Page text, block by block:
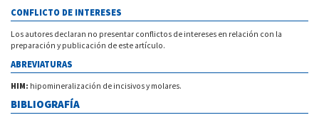
CONFLICTO DE INTERESES
Los autores declaran no presentar conflictos de intereses en relación con la
preparación y publicación de este artículo.
ABREVIATURAS
HIM: hipomineralización de incisivos y molares.
BIBLIOGRAFÍA